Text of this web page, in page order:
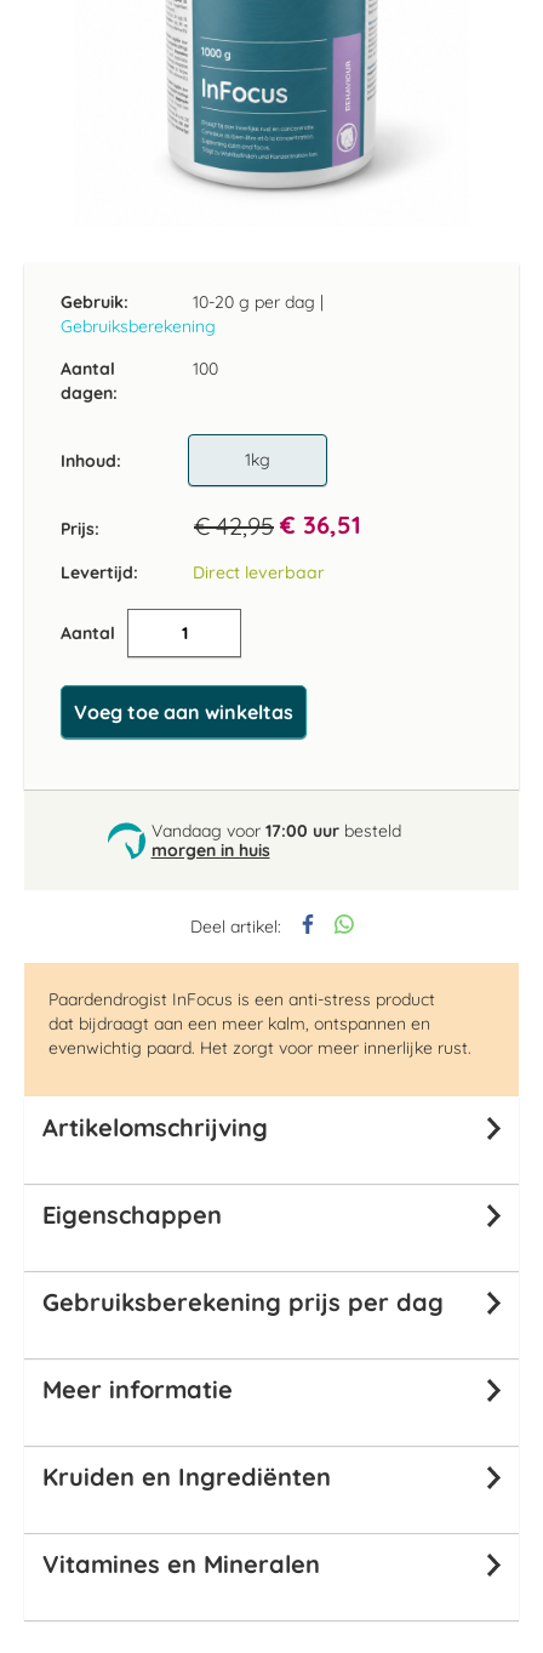
Deel artikel:
Gebruik: 10-20 g per dag |
Gebruiksberekening
Aantal
dagen:
100
Inhoud 1kg
Prijs: € 42,95 € 36,51
Levertijd: Direct leverbaar
Aantal
Voeg toe aan winkeltas
Vandaag voor 17:00 uurbesteld
morgen in huis
Paardendrogist InFocus is een anti-stress product
dat bijdraagt aan een meer kalm, ontspannen en
evenwichtig paard. Het zorgt voor meer innerlijke rust.
begin
afbeeldingen-
Artikelomschrijving
Eigenschappen
Gebruiksberekening prijs per dag
Meer informatie
Kruiden en Ingrediënten
Vitamines en Mineralen